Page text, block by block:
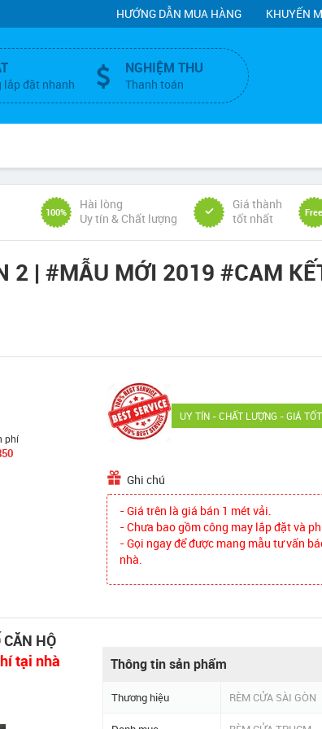
HƯỚNG DẪN MUA HÀNG KHUYẾN
lắp đặt nhanh
NGHIỆM THU
Thanh toán
100%
Hài lòng
Uy tín & Chất lượng
Giá thành
tốt nhất
Free
2 | #MẪU MỚI 2019 #CAM
phí
UY TÍN - CHẤT LƯỢNG - GIÁ
Ghi chú
- Giá trên là giá bán 1 mét vải.
- Chưa bao gồm công may lắp đặt và
- Gọi ngay để được mang mẫu tư vấn
nhà.
HỘ
tại nhà
Thông tin sản phẩm
Thương hiệu RÈM CỬA SÀI GÒN